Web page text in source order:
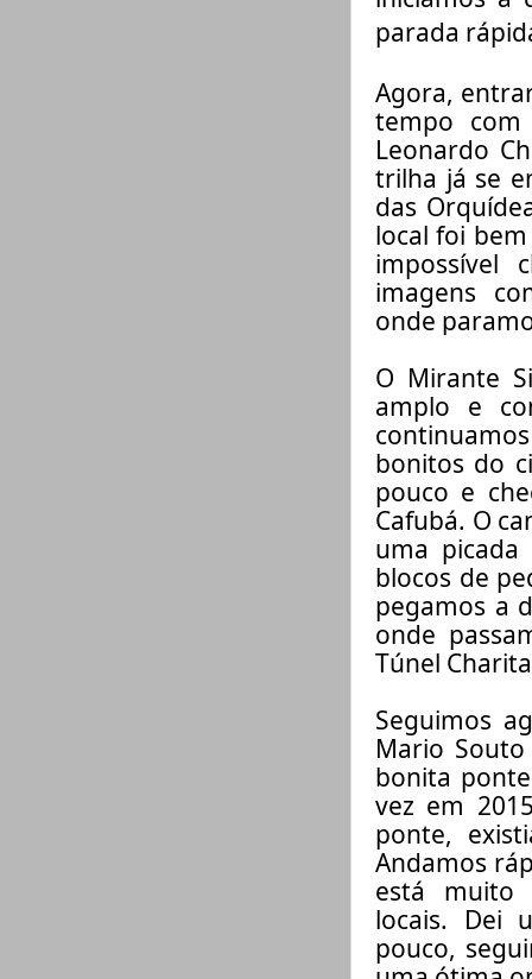
parada
Agora,
tempo com
Leonardo
trilha já se
das
local foi
impossível
imagens
onde
O Mirante
amplo e
bonitos do
pouco e
Cafubá. O
uma picada
blocos de
pegamos a
onde
Túnel
Seguimos
Mario
bonita
vez em
ponte, existi
Andamos
está
locais. Dei
pouco,